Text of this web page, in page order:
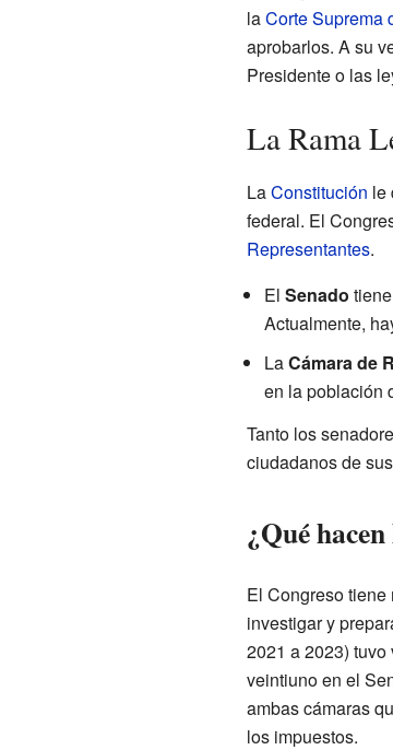
laCorte Suprema
aprobarlos. A su
Presidente o las
La Rama
LaConstitución le
federal. El
Representantes.
El Senado
Actualmente,
LaCámara de
en la población
Tanto los
ciudadanos de
¿Qué
El Congreso tiene
investigar y
2021 a 2023)
veintiuno en el
ambas cámaras
los impuestos.